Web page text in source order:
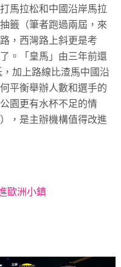
馬拉松和中國沿岸馬拉
籤（筆者跑過兩屆，來
，西灣路上斜更是考
。「皇馬」由三年前還
加上路線比渣馬中國沿
平衡舉辦人數和選手的
園更有水杯不足的情
，是主辦機構值得改進
歐洲小鎮